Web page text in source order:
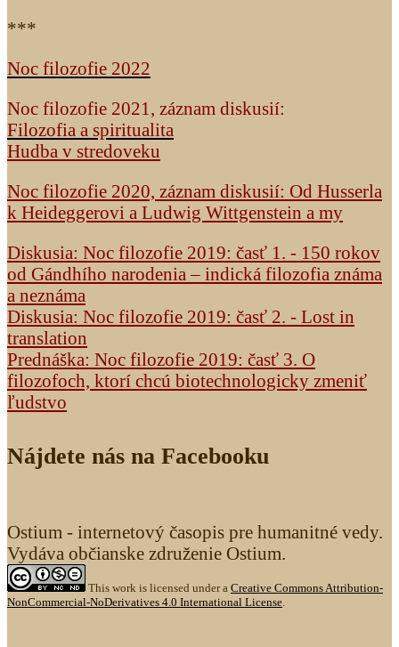
***
Noc filozofie 2022
Noc filozofie 2021, záznam diskusií:
Filozofia a spiritualita
Hudba v stredoveku
Noc filozofie 2020, záznam diskusií: Od Husserla
k Heideggerovi a Ludwig Wittgenstein a my
Diskusia: Noc filozofie 2019: časť 1. - 150 rokov
od Gándhího narodenia – indická filozofia známa
a neznáma
Diskusia: Noc filozofie 2019: časť 2. - Lost in
translation
Prednáška: Noc filozofie 2019: časť 3. O
filozofoch, ktorí chcú biotechnologicky zmeniť
ľudstvo
Nájdete nás na Facebooku
Ostium - internetový časopis pre humanitné vedy.
Vydáva občianske združenie Ostium.
This work is licensed under a Creative Commons Attribution-
NonCommercial-NoDerivatives 4.0 International License